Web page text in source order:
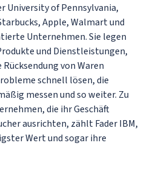
University of Pennsylvania,
Apple, Walmart und
Unternehmen. Sie legen
und Dienstleistungen,
von Waren
schnell lösen, die
messen und so weiter. Zu
die ihr Geschäft
ausrichten, zählt Fader IBM,
Wert und sogar ihre